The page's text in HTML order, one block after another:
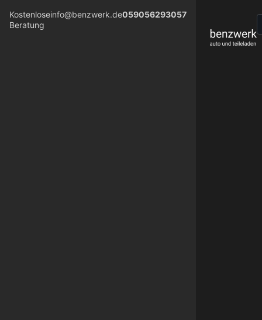
Kostenlose
Beratung
info@benzwerk.de059056293057